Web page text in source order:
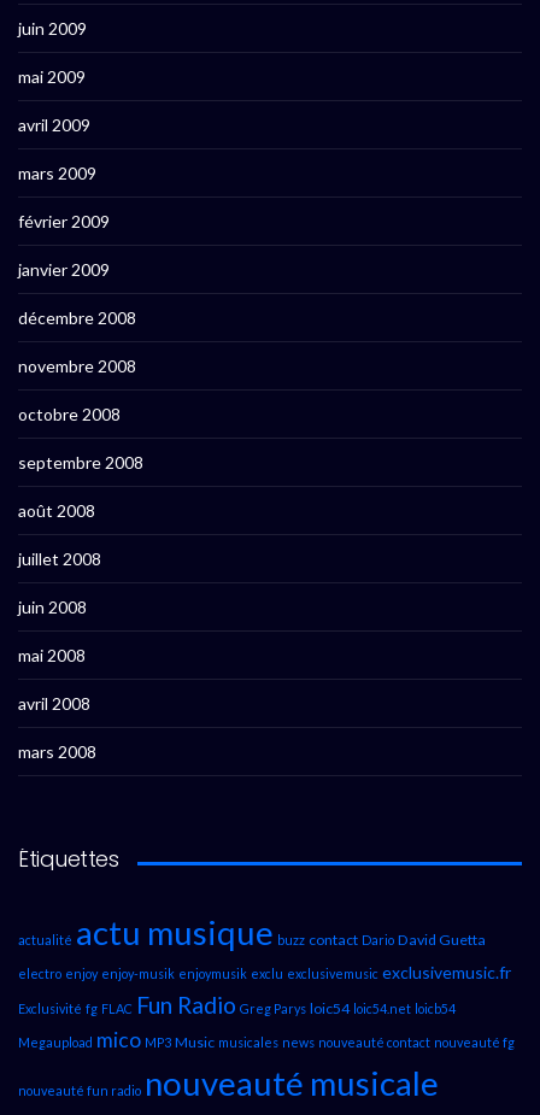
juin 2009
mai 2009
avril 2009
mars 2009
février 2009
janvier 2009
décembre 2008
novembre 2008
octobre 2008
septembre 2008
août 2008
juillet 2008
juin 2008
mai 2008
avril 2008
mars 2008
Étiquettes
actualité actu musique buzz contact Dario David Guetta
electro enjoy enjoy-musik enjoymusik exclu exclusivemusic exclusivemusic.fr
Exclusivité fg FLAC Fun Radio Greg Parys loic54 loic54.net loicb54
Megaupload mico MP3 Music musicales news nouveauté contact nouveauté fg
nouveauté fun radio nouveauté musicale